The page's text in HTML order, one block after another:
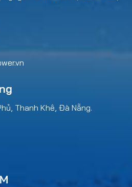
Thanh Khê, Đà Nẵng.